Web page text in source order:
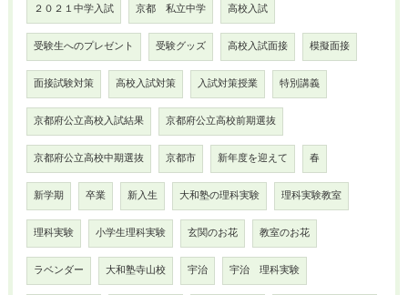
２０２１中学入試 京都 私立中学 高校入試
受験生へのプレゼント 受験グッズ 高校入試面接 模擬面接
面接試験対策 高校入試対策 入試対策授業 特別講義
京都府公立高校入試結果 京都府公立高校前期選抜
京都府公立高校中期選抜 京都市 新年度を迎えて 春
新学期 卒業 新入生 大和塾の理科実験 理科実験教室
理科実験 小学生理科実験 玄関のお花 教室のお花
ラベンダー 大和塾寺山校 宇治 宇治 理科実験